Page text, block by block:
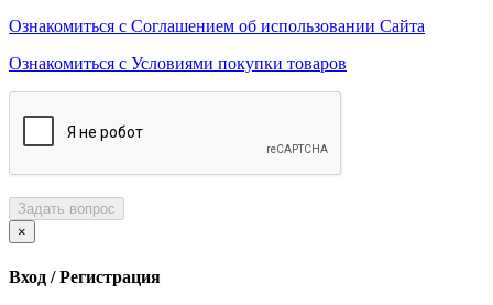
Ознакомиться с Соглашением об использовании Сайта
Ознакомиться с Условиями покупки товаров
Задать вопрос
×
Вход / Регистрация